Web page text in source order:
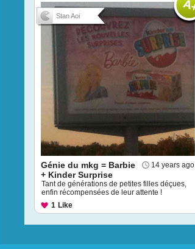
Stan Aoi
14 years ago
Génie du mkg = Barbie
+ Kinder Surprise
Tant de générations de petites filles déçues,
enfin récompensées de leur attente !
1 Like